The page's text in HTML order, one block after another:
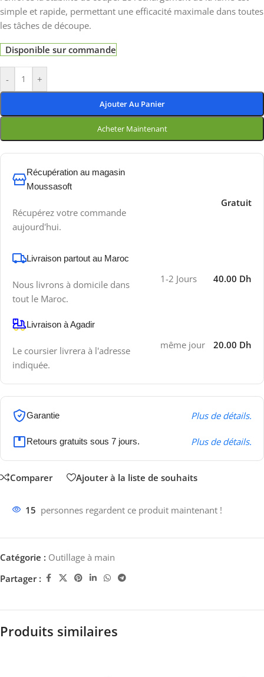
simple et rapide, permettant une efficacité maximale dans toutes
les tâches de découpe.
Disponible sur commande
- +
Ajouter Au Panier
Acheter Maintenant
Récupération au magasin
Moussasoft
Récupérez votre commande
aujourd'hui.
Gratuit
Livraison partout au Maroc
Nous livrons à domicile dans
tout le Maroc.
1-2 Jours 40.00 Dh
Livraison à Agadir
Le coursier livrera à l'adresse
indiquée.
même jour 20.00 Dh
Garantie Plus de détails.
Retours gratuits sous 7 jours. Plus de détails.
Comparer Ajouter à la liste de souhaits
15 personnes regardent ce produit maintenant !
Catégorie : Outillage à main
Partager :
Produits similaires